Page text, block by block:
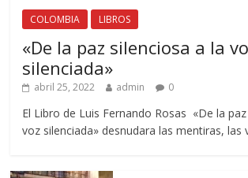
COLOMBIA LIBROS
«De la paz silenciosa a la
silenciada»
abril 25, 2022 admin 0
El Libro de Luis Fernando Rosas «De la
voz silenciada» desnudara las mentiras, las